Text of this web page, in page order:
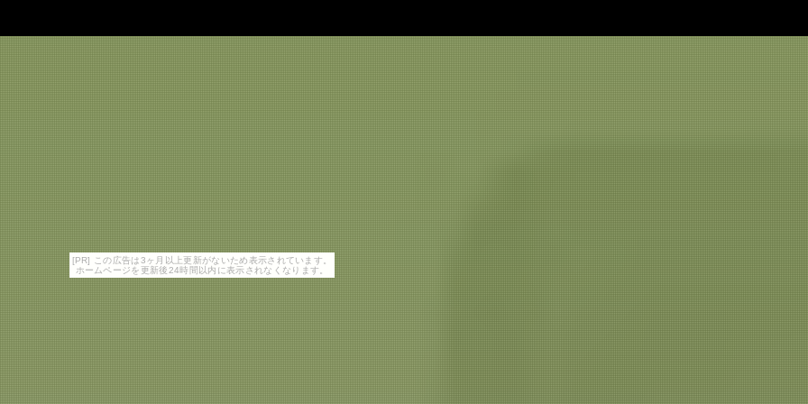
[PR] この広告は3ヶ月以上更新がないため表示されています。
ホームページを更新後24時間以内に表示されなくなります。